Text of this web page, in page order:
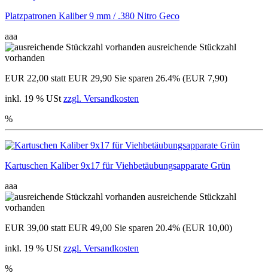
Platzpatronen Kaliber 9 mm / .380 Nitro Geco
aaa
ausreichende Stückzahl
vorhanden
EUR 22,00 statt EUR 29,90 Sie sparen 26.4% (EUR 7,90)
inkl. 19 % USt zzgl. Versandkosten
%
Kartuschen Kaliber 9x17 für Viehbetäubungsapparate Grün
aaa
ausreichende Stückzahl
vorhanden
EUR 39,00 statt EUR 49,00 Sie sparen 20.4% (EUR 10,00)
inkl. 19 % USt zzgl. Versandkosten
%